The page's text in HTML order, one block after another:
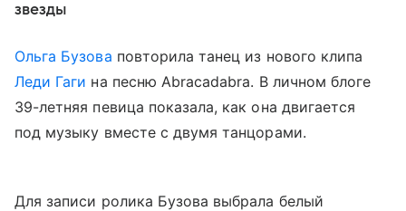
звезды
Ольга Бузова повторила танец из нового клипа
Леди Гаги на песню Abracadabra. В личном блоге
39-летняя певица показала, как она двигается
под музыку вместе с двумя танцорами.
Для записи ролика Бузова выбрала белый